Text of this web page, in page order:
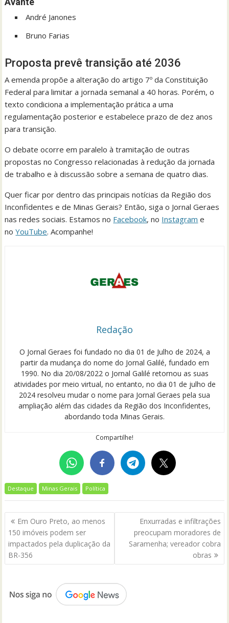
André Janones
Bruno Farias
Proposta prevê transição até 2036
A emenda propõe a alteração do artigo 7º da Constituição
Federal para limitar a jornada semanal a 40 horas. Porém, o
texto condiciona a implementação prática a uma
regulamentação posterior e estabelece prazo de dez anos
para transição.
O debate ocorre em paralelo à tramitação de outras
propostas no Congresso relacionadas à redução da jornada
de trabalho e à discussão sobre a semana de quatro dias.
Quer ficar por dentro das principais notícias da Região dos
Inconfidentes e de Minas Gerais? Então, siga o Jornal Geraes
nas redes sociais. Estamos no Facebook, no Instagram e
noYouTube. Acompanhe!
Redação
O Jornal Geraes foi fundado no dia 01 de Julho de 2024, a
partir da mudança do nome do Jornal Galilé, fundado em
1990. No dia 20/08/2022 o Jornal Galilé retornou as suas
atividades por meio virtual, no entanto, no dia 01 de julho de
2024 resolveu mudar o nome para Jornal Geraes pela sua
ampliação além das cidades da Região dos Inconfidentes,
abordando toda Minas Gerais.
Compartilhe!
Destaque Minas Gerais Política
Navegação
de
Post
Em Ouro Preto, ao menos
150 imóveis podem ser
impactados pela duplicação da
BR-356
Enxurradas e infiltrações
preocupam moradores de
Saramenha; vereador cobra
obras